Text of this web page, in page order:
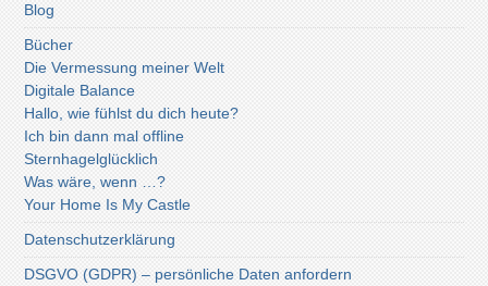
Blog
Bücher
Die Vermessung meiner Welt
Digitale Balance
Hallo, wie fühlst du dich heute?
Ich bin dann mal offline
Sternhagelglücklich
Was wäre, wenn …?
Your Home Is My Castle
Datenschutzerklärung
DSGVO (GDPR) – persönliche Daten anfordern